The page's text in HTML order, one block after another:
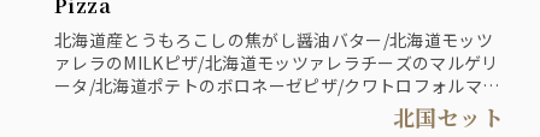
Pizza
北海道産とうもろこしの焦がし醤油バター/北海道モッツ
ァレラのMILKピザ/北海道モッツァレラチーズのマルゲリ
ータ/北海道ポテトのボロネーゼピザ/クワトロフォルマッ
北国セット